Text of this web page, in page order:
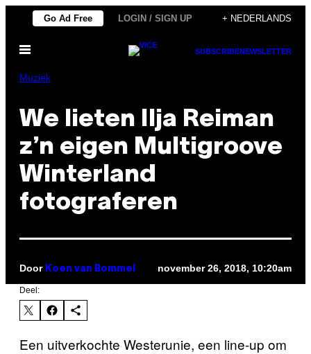
de
inhoud
Go Ad Free LOGIN / SIGN UP + NEDERLANDS
Open
SUBSCRIBENEWSLETTER
Muziek
We lieten Ilja Reiman
z’n eigen Multigroove
Winterland
fotograferen
Door Koen van Bommel november 26, 2018, 10:20am
Deel:
Een uitverkochte Westerunie, een line-up om